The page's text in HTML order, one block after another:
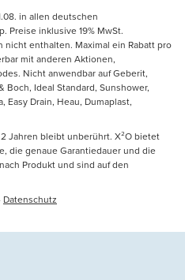
in allen deutschen
Preise inklusive 19% MwSt.
enthalten. Maximal ein Rabatt pro
mit anderen Aktionen,
Nicht anwendbar auf Geberit,
Boch, Ideal Standard, Sunshower,
Easy Drain, Heau, Dumaplast,
Jahren bleibt unberührt. X²O bietet
die genaue Garantiedauer und die
Produkt und sind auf den
Datenschutz